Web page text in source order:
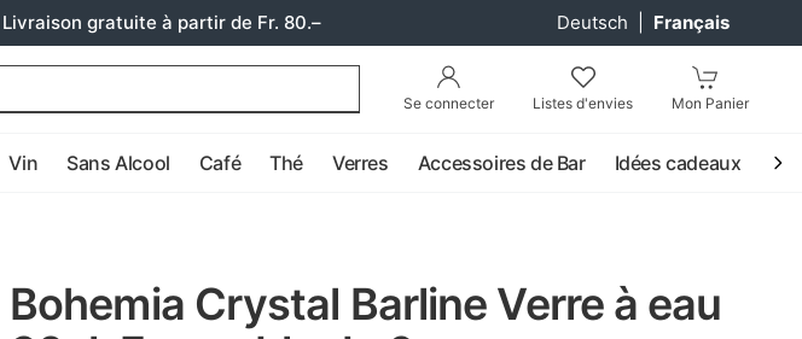
Livraison gratuite à partir de Fr. 80.– Deutsch Français
Se connecter Listes d'envies Mon Panier
Vin Sans Alcool Café Thé Verres Accessoires de Bar Idées cadeaux
Bohemia Crystal Barline Verre à eau